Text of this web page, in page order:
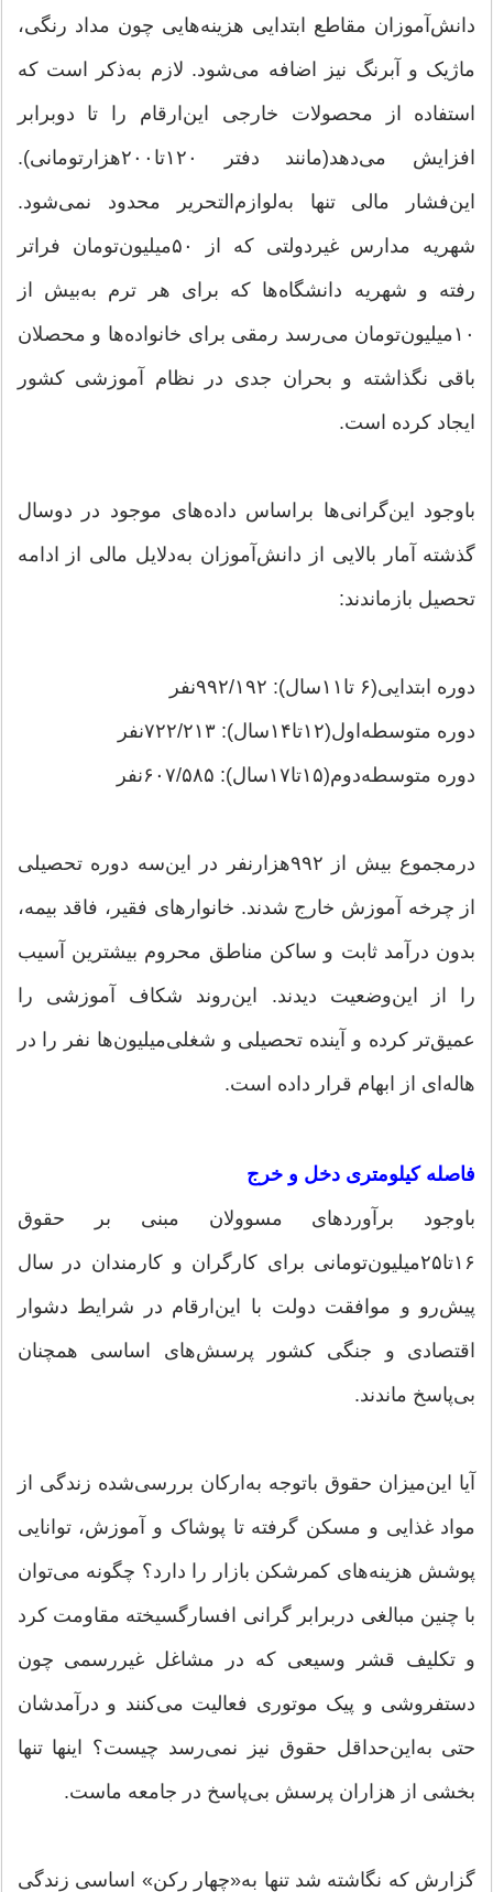
دانش‌آموزان مقاطع ابتدایی هزینه‌هایی چون مداد رنگی،
ماژیک و آبرنگ نیز اضافه می‌شود. لازم به‌ذکر است که
استفاده از محصولات خارجی این‌ارقام را تا دوبرابر
افزایش می‌دهد(مانند دفتر ۱۲۰تا۲۰۰‌هزارتومانی).
این‌فشار مالی تنها به‌لوازم‌التحریر محدود نمی‌شود.
شهریه مدارس غیردولتی که از ۵۰‌میلیون‌تومان فراتر
رفته و شهریه دانشگاه‌ها که برای هر ترم به‌بیش از
۱۰‌میلیون‌تومان می‌رسد رمقی برای خانواده‌ها و محصلان
باقی نگذاشته و بحران جدی در نظام آموزشی کشور
ایجاد کرده است.
باوجود این‌گرانی‌ها براساس داده‌های موجود در دوسال
گذشته آمار بالایی از دانش‌آموزان به‌دلایل مالی از ادامه
تحصیل بازماندند:
دوره ابتدایی(۶ تا۱۱سال): ۹۹۲/۱۹۲نفر
دوره متوسطه‌اول(۱۲تا۱۴سال): ۷۲۲/۲۱۳نفر
دوره متوسطه‌دوم(۱۵تا۱۷سال): ۶۰۷/۵۸۵نفر
درمجموع بیش از ۹۹۲‌هزار‌نفر در این‌سه دوره تحصیلی
از چرخه آموزش خارج شدند. خانوارهای فقیر، فاقد بیمه،
بدون درآمد ثابت و ساکن مناطق محروم بیشترین آسیب
را از این‌وضعیت دیدند. این‌روند شکاف آموزشی را
عمیق‌تر کرده و آینده تحصیلی و شغلی‌میلیون‌ها نفر را در
هاله‌ای از ابهام قرار داده است.
فاصله کیلومتری دخل و خرج
باوجود برآوردهای مسوولان مبنی بر حقوق
۱۶تا۲۵‌میلیون‌تومانی برای کارگران و کارمندان در سال
پیش‌رو و موافقت دولت با این‌ارقام در شرایط دشوار
اقتصادی و جنگی کشور پرسش‌های اساسی همچنان
بی‌پاسخ ماندند.
آیا این‌میزان حقوق باتوجه به‌ارکان بررسی‌شده زندگی از
مواد غذایی و مسکن گرفته تا پوشاک و آموزش، توانایی
پوشش هزینه‌های کمرشکن بازار را دارد؟ چگونه می‌توان
با چنین مبالغی دربرابر گرانی افسارگسیخته مقاومت کرد
و تکلیف قشر وسیعی که در مشاغل غیررسمی چون
دستفروشی و پیک موتوری فعالیت می‌کنند و درآمدشان
حتی به‌این‌حداقل حقوق نیز نمی‌رسد چیست؟ اینها تنها
بخشی از هزاران پرسش بی‌پاسخ در جامعه ماست.
گزارش که نگاشته شد تنها به‌«چهار رکن» اساسی زندگی